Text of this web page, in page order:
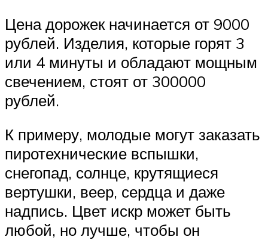
Цена дорожек начинается от 9000
рублей. Изделия, которые горят 3
или 4 минуты и обладают мощным
свечением, стоят от 300000
рублей.
К примеру, молодые могут заказать
пиротехнические вспышки,
снегопад, солнце, крутящиеся
вертушки, веер, сердца и даже
надпись. Цвет искр может быть
любой, но лучше, чтобы он